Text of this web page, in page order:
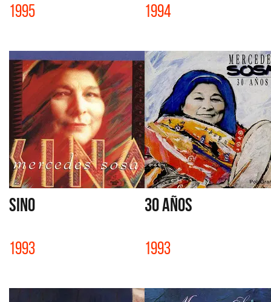
1995 1994
SINO
1993
30 AÑOS
1993